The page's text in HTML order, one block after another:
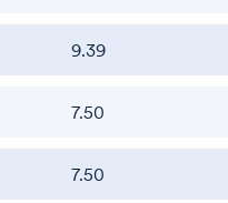
9.39
7.50
7.50